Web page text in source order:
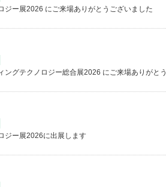
ジー展2026 にご来場ありがとうございました
ングテクノロジー総合展2026 にご来場ありがと
ジー展2026に出展します